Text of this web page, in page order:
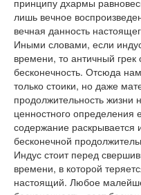
принципу дхармы
лишь вечное
вечная данность
Иными словами, если
времени, то античный грек
бесконечность. Отсюда
только стоики, но даже
продолжительность жизни
ценностного
содержание
бесконечной
Индус стоит перед
времени, в которой
настоящий. Любое